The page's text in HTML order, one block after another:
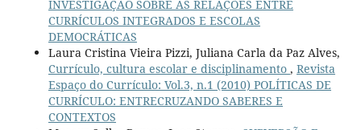
INVESTIGAÇÃO SOBRE AS RELAÇÕES ENTRE
CURRÍCULOS INTEGRADOS E ESCOLAS
DEMOCRÁTICAS
Laura Cristina Vieira Pizzi, Juliana Carla da Paz Alves,
Currículo, cultura escolar e disciplinamento , Revista
Espaço do Currículo: Vol.3, n.1 (2010) POLÍTICAS DE
CURRÍCULO: ENTRECRUZANDO SABERES E
CONTEXTOS